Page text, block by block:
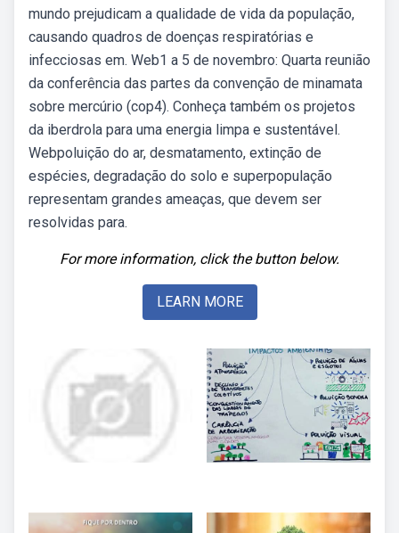
mundo prejudicam a qualidade de vida da população,
causando quadros de doenças respiratórias e
infecciosas em. Web1 a 5 de novembro: Quarta reunião
da conferência das partes da convenção de minamata
sobre mercúrio (cop4). Conheça também os projetos
da iberdrola para uma energia limpa e sustentável.
Webpoluição do ar, desmatamento, extinção de
espécies, degradação do solo e superpopulação
representam grandes ameaças, que devem ser
resolvidas para.
For more information, click the button below.
LEARN MORE